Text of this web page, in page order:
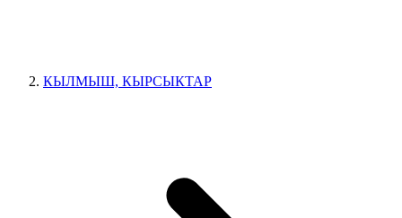
КЫЛМЫШ, КЫРСЫКТАР